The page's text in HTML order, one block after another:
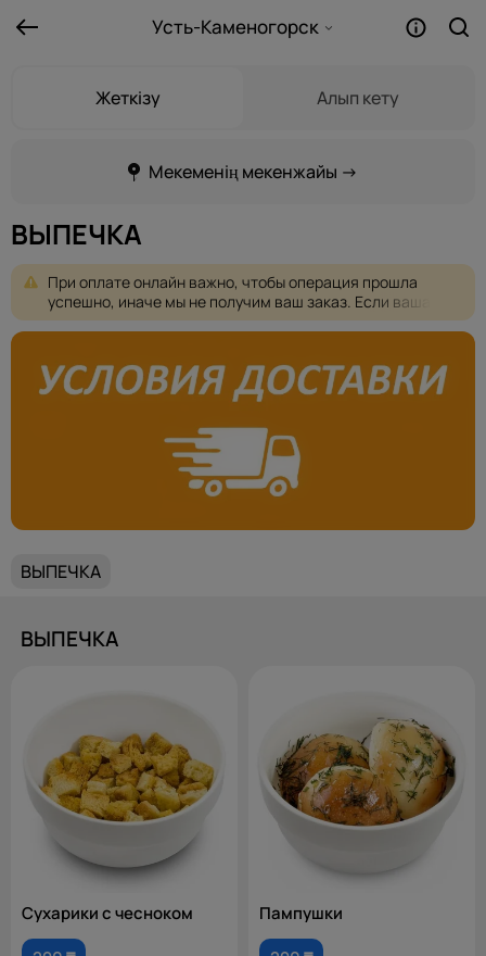
Усть-Каменогорск
Жеткізу Алып кету
Мекеменің мекенжайы →
ВЫПЕЧКА
При оплатеонлайн важно, чтобыоперация прошла
успешно, иначе мы не получим ваш заказ. Если ваша
оплатанепроходит,пожалуйста,выберитедругую
ВЫПЕЧКА
ВЫПЕЧКА
Сухарики с чесноком
Пампушки